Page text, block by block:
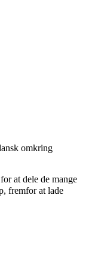
omkring
at dele de mange
fremfor at lade